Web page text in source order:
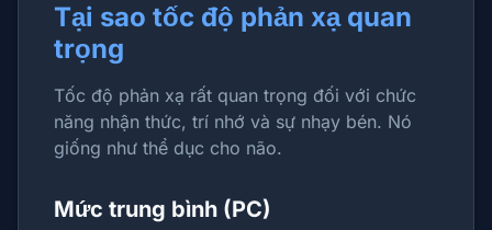
Tại sao tốc độ phản xạ quan
trọng
Tốc độ phản xạ rất quan trọng đối với chức
năng nhận thức, trí nhớ và sự nhạy bén. Nó
giống như thể dục cho não.
Mức trung bình (PC)